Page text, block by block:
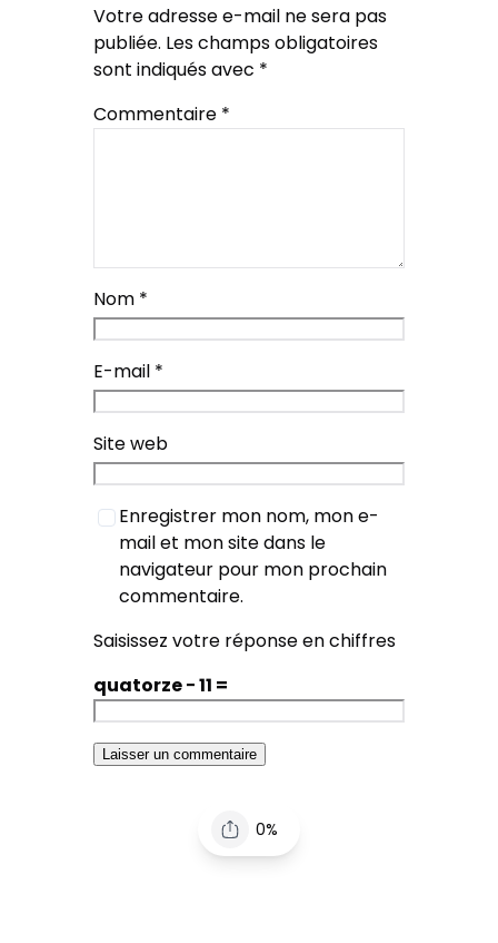
Votre adresse e-mail ne sera pas
publiée. Les champs obligatoires
sont indiqués avec *
Commentaire *
Nom *
E-mail *
Site web
Enregistrer mon nom, mon e-
mail et mon site dans le
navigateur pour mon prochain
commentaire.
Saisissez votre réponse en chiffres
quatorze − 11 =
0%